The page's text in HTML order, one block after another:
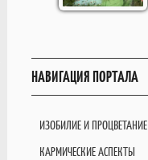
НАВИГАЦИЯ ПОРТАЛА
ИЗОБИЛИЕ И ПРОЦВЕТАНИЕ
КАРМИЧЕСКИЕ АСПЕКТЫ